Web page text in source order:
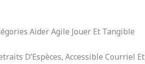
Aider Agile Jouer Et Tangible
D’Espèces, Accessible Courriel Et